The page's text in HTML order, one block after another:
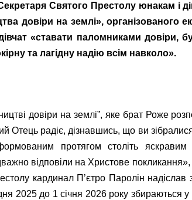
Святого Престолу юнакам і
довіри на землі», організованого
«ставати паломниками довіри,
та лагідну надію всім навколо».
довіри на землі”, яке брат Роже
Отець радіє, дізнавшись, що ви
протягом століть яскравим
відповіли на Христове
кардинал Пʼєтро Паролін надіслав
2025 до 1 січня 2026 року збираються